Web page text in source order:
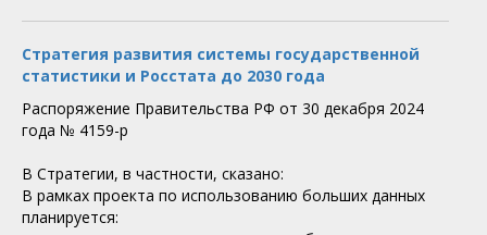
Стратегия развития системы государственной
статистики и Росстата до 2030 года
Распоряжение Правительства РФ от 30 декабря 2024
года № 4159-р
В Стратегии, в частности, сказано:
В рамках проекта по использованию больших данных
планируется: